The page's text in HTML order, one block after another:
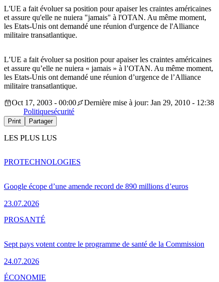
L'UE a fait évoluer sa position pour apaiser les craintes américaines
et assure qu'elle ne nuiera "jamais" à l'OTAN. Au même moment,
les Etats-Unis ont demandé une réunion d'urgence de l'Alliance
militaire transatlantique.
L’UE a fait évoluer sa position pour apaiser les craintes américaines
et assure qu’elle ne nuiera « jamais » à l’OTAN. Au même moment,
les Etats-Unis ont demandé une réunion d’urgence de l’Alliance
militaire transatlantique.
Oct 17, 2003 - 00:00
Dernière mise à jour: Jan 29, 2010 - 12:38
Politiquesécurité
Print Partager
LES PLUS LUS
Google écope d’une amende record de 890 millions d’euros
23.07.2026
PROTECHNOLOGIES
Sept pays votent contre le programme de santé de la Commission
24.07.2026
PROSANTÉ
ÉCONOMIE